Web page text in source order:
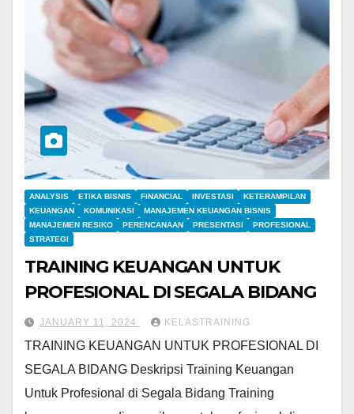
ANALYSIS ETIKA BISNIS FINANCIAL INVESTASI
KETERAMPILAN
KEUANGAN
KOMUNIKASI
MANAJEMEN KEUANGAN BISNIS
MANAJEMEN RESIKO
PERENCANAAN PRESENTASI
PROFESIONAL
STRATEGI
TRAINING KEUANGAN UNTUK
PROFESIONAL DI SEGALA BIDANG
JANUARY 11, 2024 KELASTRAINING
TRAINING KEUANGAN UNTUK PROFESIONAL DI
SEGALA BIDANG Deskripsi Training Keuangan
Untuk Profesional di Segala Bidang Training